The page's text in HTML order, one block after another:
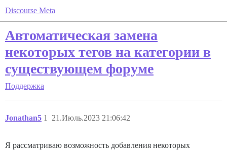
Discourse Meta
Автоматическая замена
некоторых тегов на категории в
существующем форуме
Поддержка
Jonathan5 21.Июль.2023 21:06:42
1
Я рассматриваю возможность добавления некоторых